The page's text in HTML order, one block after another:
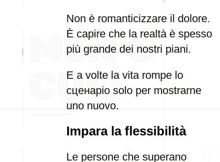
Non è romanticizzare il dolore.
È capire che la realtà è spesso
più grande dei nostri piani.
E a volte la vita rompe lo
сценарio solo per mostrarne
uno nuovo.
Impara la flessibilità
Le persone che superano